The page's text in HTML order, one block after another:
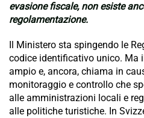
evasione fiscale, non esiste
regolamentazione.
Il Ministero sta spingendo le
codice identificativo unico. Ma
ampio e, ancora, chiama in
monitoraggio e controllo che
alle amministrazioni locali e
alle politiche turistiche. In